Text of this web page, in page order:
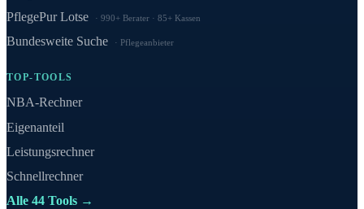
PflegePur Lotse
990+ Berater · 85+ Kassen
Bundesweite Suche Pflegeanbieter
TOP-TOOLS
NBA-Rechner
Eigenanteil
Leistungsrechner
Schnellrechner
Alle 44 Tools →